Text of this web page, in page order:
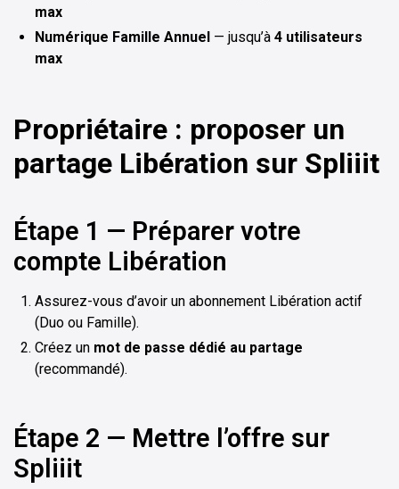
max
Numérique Famille Annuel — jusqu’à 4 utilisateurs
max
Propriétaire : proposer un
partage Libération sur Spliiit
Étape 1 — Préparer votre
compte Libération
Assurez-vous d’avoir un abonnement Libération actif
(Duo ou Famille).
Créez un mot de passe dédié au partage
(recommandé).
Étape 2 — Mettre l’offre sur
Spliiit